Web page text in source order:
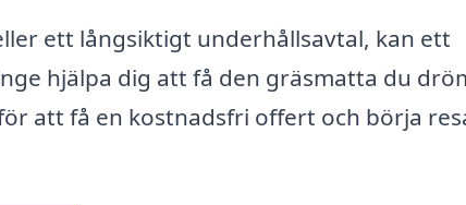
ett långsiktigt underhållsavtal, kan ett
hjälpa dig att få den gräsmatta du
att få en kostnadsfri offert och börja